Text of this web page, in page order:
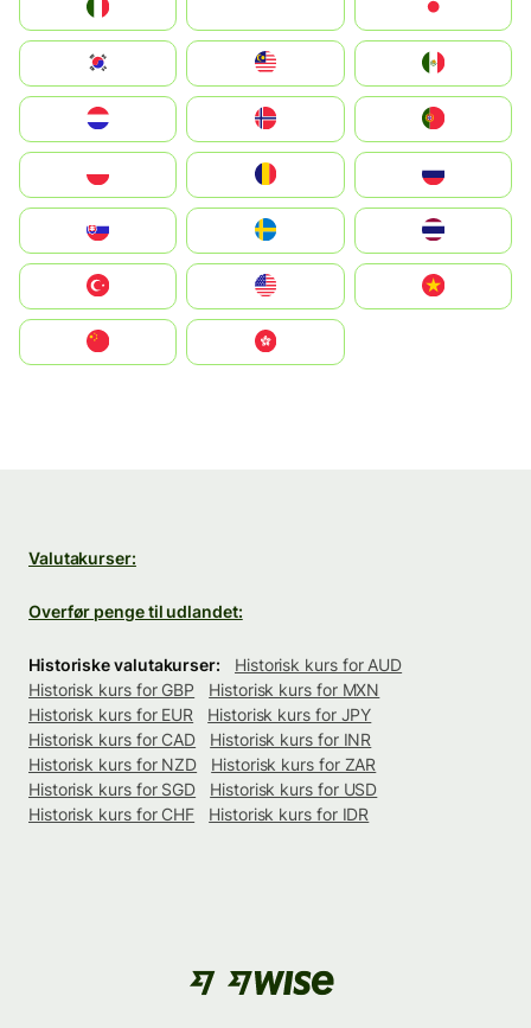
South Korea
United States
中國香港特別行政區
Valutakurser:
Overfør penge til udlandet:
Historiske valutakurser:
Historisk kurs for AUD
Historisk kurs for GBP
Historisk kurs for MXN
Historisk kurs for EUR
Historisk kurs for JPY
Historisk kurs for CAD
Historisk kurs for INR
Historisk kurs for NZD
Historisk kurs for ZAR
Historisk kurs for SGD
Historisk kurs for USD
Historisk kurs for CHF
Historisk kurs for IDR